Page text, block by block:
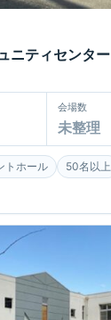
ニティセンター
会場数
未整理
トホール 50名以上